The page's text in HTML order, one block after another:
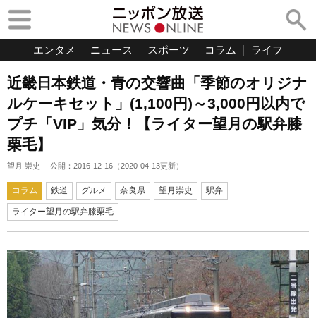
エンタメ ニュース スポーツ コラム ライフ
近畿日本鉄道・青の交響曲「季節のオリジナ
ルケーキセット」(1,100円)～3,000円以内で
プチ「VIP」気分！【ライター望月の駅弁膝
栗毛】
望月 崇史 公開： 2016-12-16 （2020-04-13更新）
コラム 鉄道 グルメ 奈良県 望月崇史 駅弁
ライター望月の駅弁膝栗毛